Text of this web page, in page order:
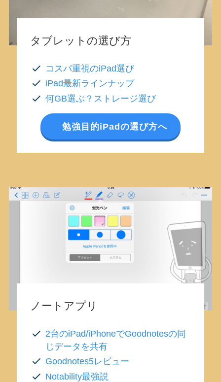
タブレットの選び方
コスパ重視のiPad選び
iPad最新ラインナップ
何GB選ぶ？ストレージ選び
勉強目的iPadの選び方へ
ノートアプリ
2台のiPad/iPhoneでGoodnotesの同
じデータを共有
Goodnotes5レビュー
Notability最強説